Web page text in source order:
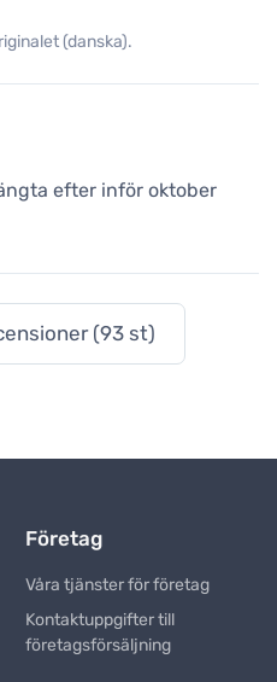
(danska).
efter inför oktober
(93 st)
Företag
Våra tjänster för företag
Kontaktuppgifter till
företagsförsäljning